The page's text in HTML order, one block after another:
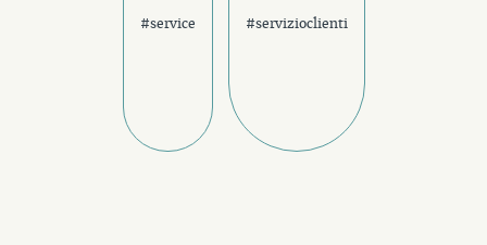
#service #servizioclienti